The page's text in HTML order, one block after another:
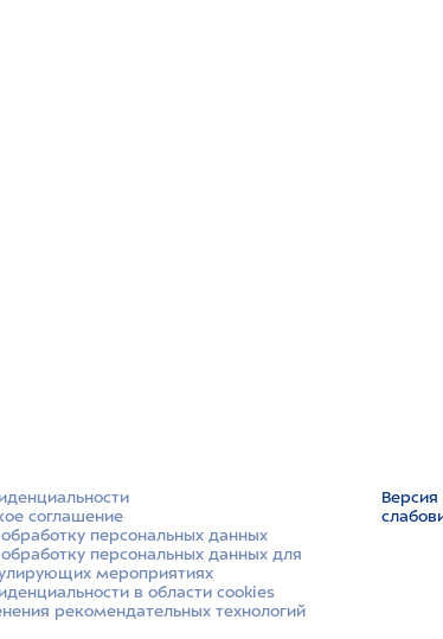
соглашение
персональных данных
персональных данных для
мероприятиях
в области cookies
рекомендательных технологий
Версия